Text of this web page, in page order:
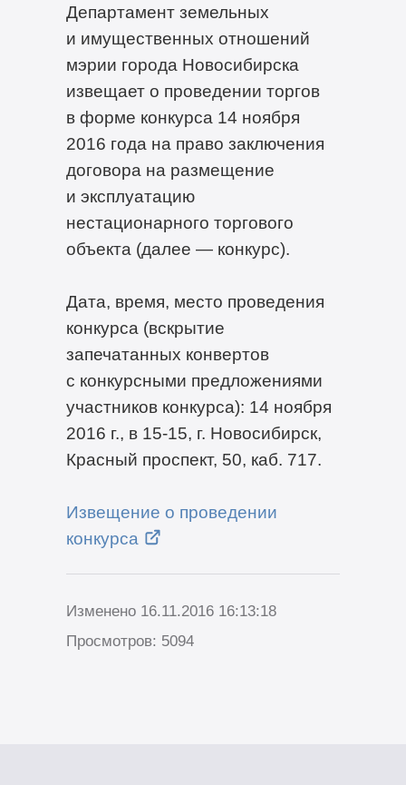
Департамент земельных
и имущественных отношений
мэрии города Новосибирска
извещает о проведении торгов
в форме конкурса 14 ноября
2016 года на право заключения
договора на размещение
и эксплуатацию
нестационарного торгового
объекта (далее — конкурс).
Дата, время, место проведения
конкурса (вскрытие
запечатанных конвертов
с конкурсными предложениями
участников конкурса): 14 ноября
2016 г., в 15-15, г. Новосибирск,
Красный проспект, 50, каб. 717.
Извещение о проведении
конкурса
Изменено 16.11.2016 16:13:18
Просмотров: 5094